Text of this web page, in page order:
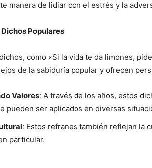
manera de lidiar con el estrés y la
Dichos Populares
como «Si la vida te da limones,
de la sabiduría popular y ofrecen
Valores: A través de los años, estos
pueden ser aplicados en diversas
: Estos refranes también reflejan la
particular.